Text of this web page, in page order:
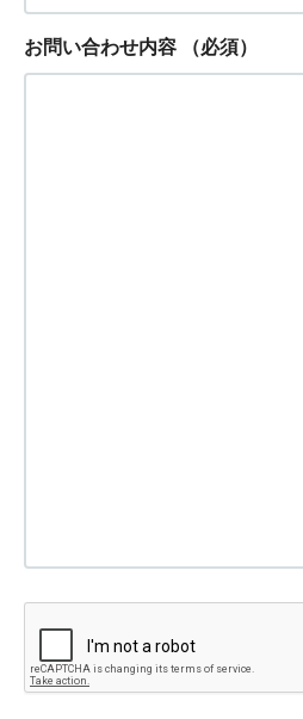
お問い合わせ内容 （必須）